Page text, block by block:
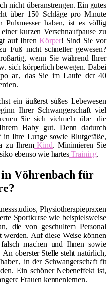
nicht überanstrengen. Ein gutes
über 150 Schläge pro Minute
Pulsmesser haben, ist es völlig
kurzen Verschnaufpause zu
auf Ihren Körper! Sind Sie vor
Fuß nicht schneller gewesen?
wenn Sie während Ihrer
sich körperlich bewegen. Dabei
an, das Sie im Laufe der 40
ein äußerst süßes Lebewesen
Ihrer Schwangerschaft viel
Sie sich vielmehr über die
Baby gut. Denn dadurch
in Ihre Lunge sowie Blutgefäße,
zu Ihrem Kind. Minimieren Sie
ebenso wie hartes Training.
Vöhrenbach für
Physiotherapiepraxen
Sportkurse wie beispielsweise
die von geschultem Personal
werden. Auf diese Weise können
machen und Ihnen sowie
oberster Stelle steht natürlich,
in der Schwangerschaft fit
Ein schöner Nebeneffekt ist,
Frauen kennenlernen.